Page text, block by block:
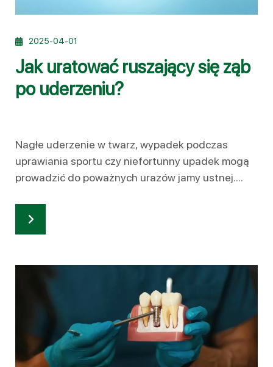
2025-04-01
Jak uratować ruszający się ząb
po uderzeniu?
Nagłe uderzenie w twarz, wypadek podczas
uprawiania sportu czy niefortunny upadek mogą
prowadzić do poważnych urazów jamy ustnej....